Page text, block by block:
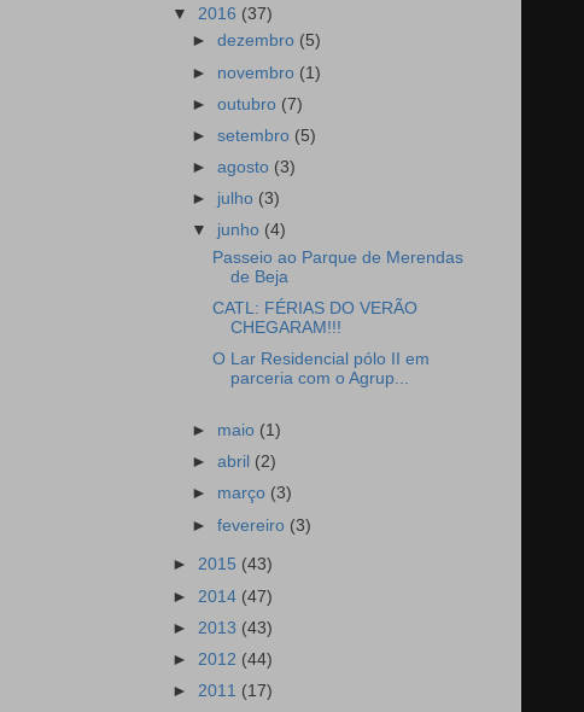
▼ 2016 (37)
►dezembro (5)
► novembro (1)
►outubro (7)
►setembro (5)
►agosto (3)
► julho (3)
▼ junho (4)
Passeio ao Parque de Merendas
de Beja
CATL: FÉRIAS DO VERÃO
CHEGARAM!!!
O Lar Residencial pólo II em
parceria com o Agrup...
► maio (1)
►abril (2)
► março (3)
►fevereiro (3)
► 2015 (43)
► 2014 (47)
► 2013 (43)
► 2012 (44)
► 2011 (17)